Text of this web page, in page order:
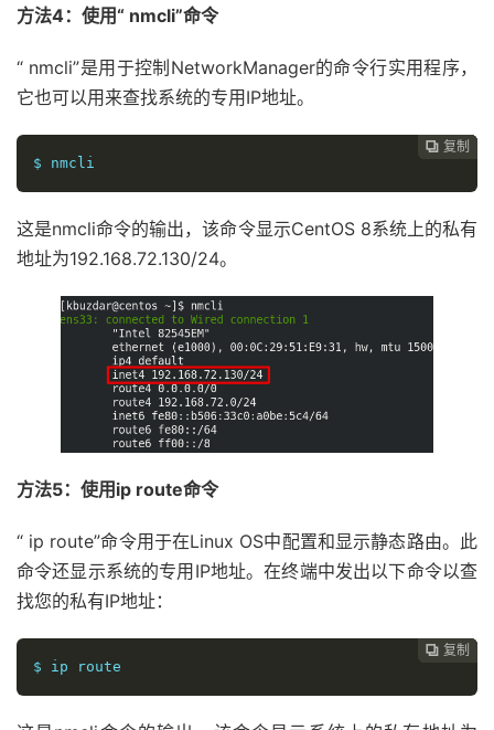
方法4：使用“ nmcli”命令
“ nmcli”是用于控制NetworkManager的命令行实用程序，
它也可以用来查找系统的专用IP地址。
 复制
 复制
 复制
 复制
$ nmcli
这是nmcli命令的输出，该命令显示CentOS 8系统上的私有
地址为192.168.72.130/24。
方法5：使用ip route命令
“ ip route”命令用于在Linux OS中配置和显示静态路由。此
命令还显示系统的专用IP地址。在终端中发出以下命令以查
找您的私有IP地址：
 复制
 复制
 复制
$ ip route